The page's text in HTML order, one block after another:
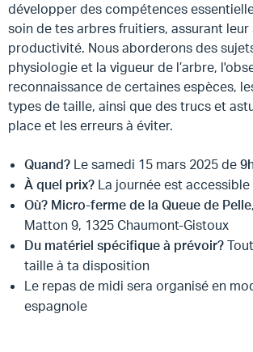
développer des compétences
soin de tes arbres fruitiers, assurant leur
productivité. Nous aborderons des
physiologie et la vigueur de l’arbre,
reconnaissance de certaines espèces,
types de taille, ainsi que des trucs et
place et les erreurs à éviter.
Quand? Le samedi 15 mars 2025 de
À quel prix? La journée est
Où? Micro-ferme de la Queue de Pelle
Matton 9, 1325 Chaumont-Gistoux
Du matériel spécifique à prévoir?
taille à ta disposition
Le repas de midi sera organisé en
espagnole